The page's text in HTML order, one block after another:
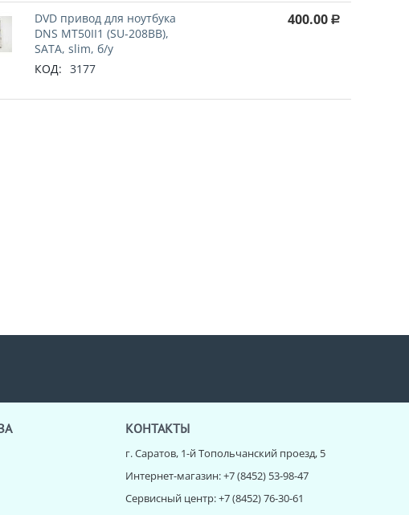
DVD привод для ноутбука
DNS MT50II1 (SU-208BB),
SATA, slim, б/у
КОД: 3177
400.00 Р
КОНТАКТЫ
г. Саратов, 1-й Топольчанский проезд, 5
Интернет-магазин: +7 (8452) 53-98-47
Сервисный центр: +7 (8452) 76-30-61